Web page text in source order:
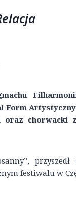
Form
chorwacki
festiwalu w